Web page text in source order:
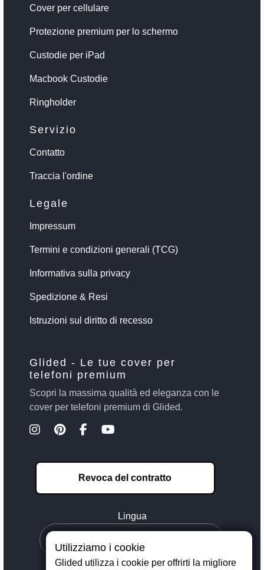
Cover per cellulare
Protezione premium per lo schermo
Custodie per iPad
Macbook Custodie
Ringholder
Servizio
Contatto
Traccia l'ordine
Legale
Impressum
Termini e condizioni generali (TCG)
Informativa sulla privacy
Spedizione & Resi
Istruzioni sul diritto di recesso
Glided - Le tue cover per
telefoni premium
Scopri la massima qualità ed eleganza con le
cover per telefoni premium di Glided.
Revoca del contratto
Lingua
Utilizziamo i cookie
Glided utilizza i cookie per offrirti la migliore